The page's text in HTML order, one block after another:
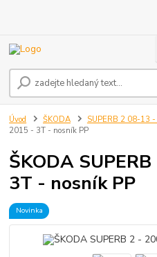
Úvod ŠKODA SUPERB 2 08-13
2015 - 3T - nosník PP
ŠKODA
3T - nosník PP
Novinka